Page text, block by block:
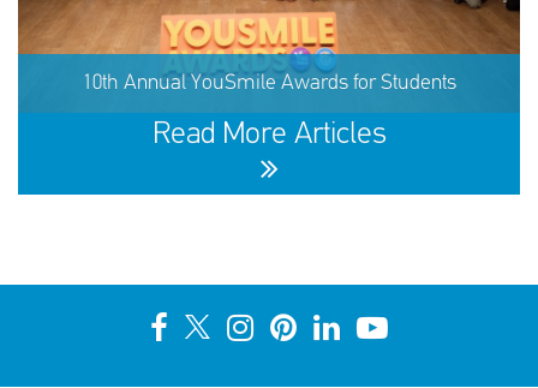
60,291 children received support in the first half of 2026
SHARE
REACT
10th Annual YouSmile Awards for Students
Read More Articles